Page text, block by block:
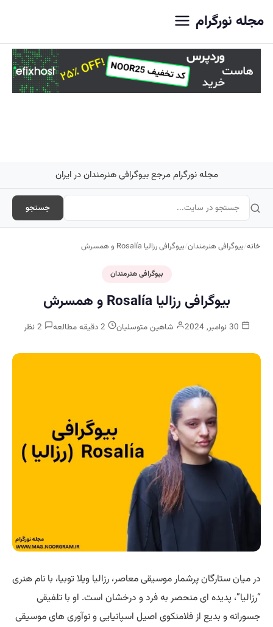
مجله نورگرام
مجله نورگرام مرجع بیوگرافی هنرمندان در ایران
جستجو
خانه/بیوگرافی هنرمندان/بیوگرافی رزالیا Rosalía و همسرش
بیوگرافی هنرمندان
بیوگرافی رزالیا Rosalía و همسرش
شاهین متوسلیان
در میان ستارگان پرشمار موسیقی معاصر، رزالیا ویلا توبیا، با نام هنری
“رزالیا”، پدیده ای منحصر به فرد و درخشان است. او با تلفیقی
جسورانه و بدیع از فلامنکوی اصیل اسپانیایی و نوآوری های موسیقی